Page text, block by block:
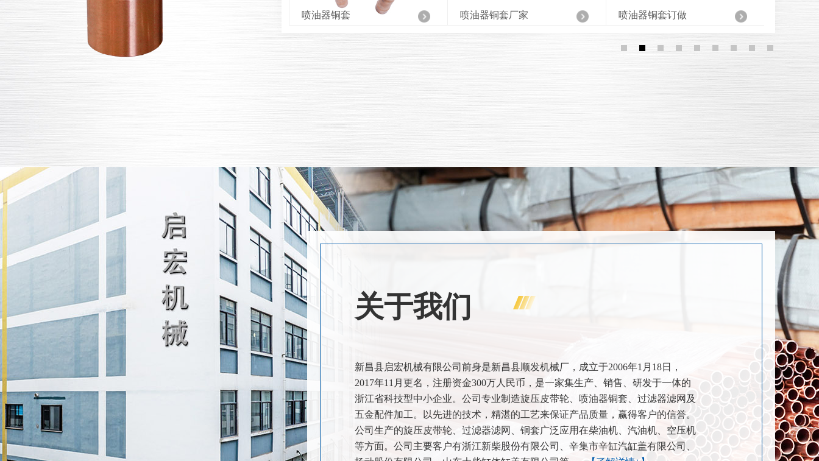
机喷油器铜套 喷油器铜套 喷油器铜套厂家 喷油器铜套订做 喷油器镶套
关于我们
新昌县启宏机械有限公司前身是新昌县顺发机械厂，成立于2006年1月18日，
2017年11月更名，注册资金300万人民币，是一家集生产、销售、研发于一体的
浙江省科技型中小企业。公司专业制造旋压皮带轮、喷油器铜套、过滤器滤网及
五金配件加工。以先进的技术，精湛的工艺来保证产品质量，赢得客户的信誉。
公司生产的旋压皮带轮、过滤器滤网、铜套广泛应用在柴油机、汽油机、空压机
等方面。公司主要客户有浙江新柴股份有限公司、辛集市辛缸汽缸盖有限公司、